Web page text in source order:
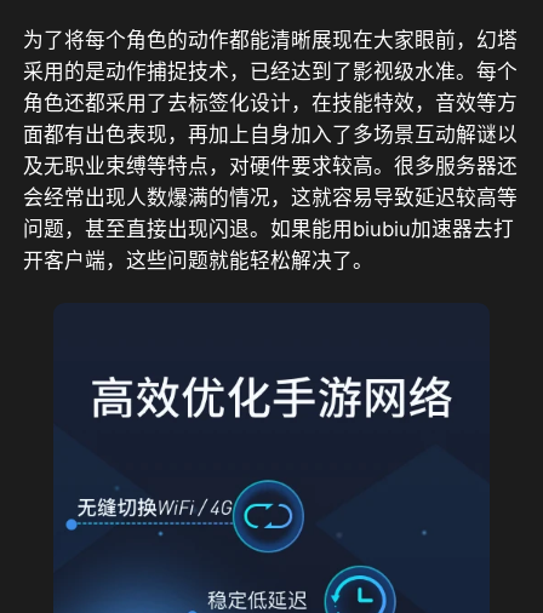
为了将每个角色的动作都能清晰展现在大家眼前，幻塔
采用的是动作捕捉技术，已经达到了影视级水准。每个
角色还都采用了去标签化设计，在技能特效，音效等方
面都有出色表现，再加上自身加入了多场景互动解谜以
及无职业束缚等特点，对硬件要求较高。很多服务器还
会经常出现人数爆满的情况，这就容易导致延迟较高等
问题，甚至直接出现闪退。如果能用biubiu加速器去打
开客户端，这些问题就能轻松解决了。